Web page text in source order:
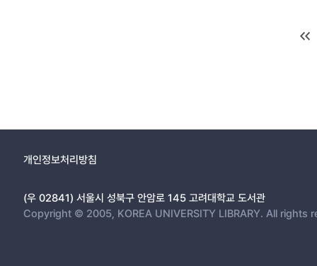
개인정보처리방침
(우 02841) 서울시 성북구 안암로 145 고려대학교 도서관
Copyright © 2005, KOREA UNIVERSITY LIBRARY. All rights